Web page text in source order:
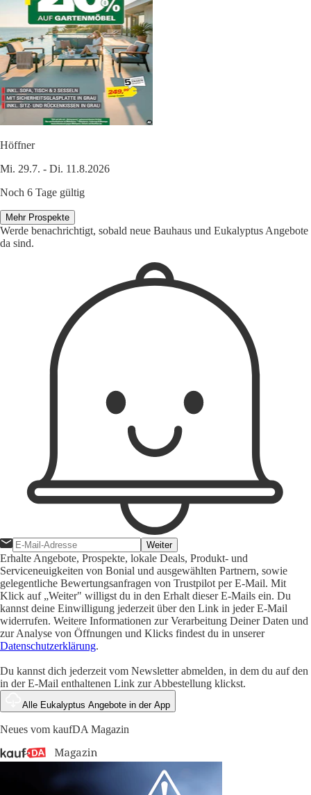
Höffner
Mi. 29.7. - Di. 11.8.2026
Noch 6 Tage gültig
Mehr Prospekte
Werde benachrichtigt, sobald neue Bauhaus und Eukalyptus Angebote
da sind.
Weiter
Erhalte Angebote, Prospekte, lokale Deals, Produkt- und
Serviceneuigkeiten von Bonial und ausgewählten Partnern, sowie
gelegentliche Bewertungsanfragen von Trustpilot per E-Mail. Mit
Klick auf „Weiter" willigst du in den Erhalt dieser E-Mails ein. Du
kannst deine Einwilligung jederzeit über den Link in jeder E-Mail
widerrufen. Weitere Informationen zur Verarbeitung Deiner Daten und
zur Analyse von Öffnungen und Klicks findest du in unserer
Datenschutzerklärung.
Du kannst dich jederzeit vom Newsletter abmelden, in dem du auf den
in der E-Mail enthaltenen Link zur Abbestellung klickst.
Alle Eukalyptus Angebote in der App
Neues vom kaufDA Magazin